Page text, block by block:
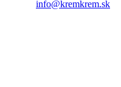
info@kremkrem.sk